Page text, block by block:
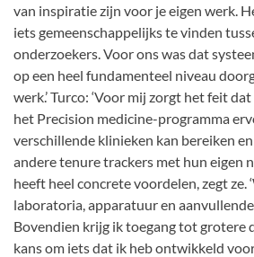
van inspiratie zijn voor je eigen werk.
iets gemeenschappelijks te vinden
onderzoekers. Voor ons was dat
op een heel fundamenteel niveau
werk.’ Turco: ‘Voor mij zorgt het feit
het Precision medicine-programma
verschillende klinieken kan bereiken
andere tenure trackers met hun eigen
heeft heel concrete voordelen, zegt ze.
laboratoria, apparatuur en
Bovendien krijg ik toegang tot grotere
kans om iets dat ik heb ontwikkeld